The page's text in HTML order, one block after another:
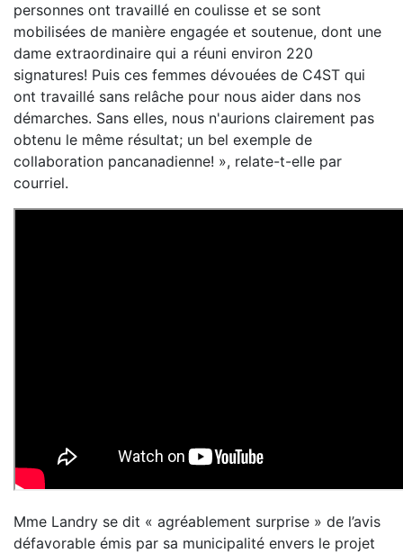
personnes ont travaillé en coulisse et se sont
mobilisées de manière engagée et soutenue, dont une
dame extraordinaire qui a réuni environ 220
signatures! Puis ces femmes dévouées de C4ST qui
ont travaillé sans relâche pour nous aider dans nos
démarches. Sans elles, nous n'aurions clairement pas
obtenu le même résultat; un bel exemple de
collaboration pancanadienne! », relate-t-elle par
courriel.
Mme Landry se dit « agréablement surprise » de l’avis
défavorable émis par sa municipalité envers le projet